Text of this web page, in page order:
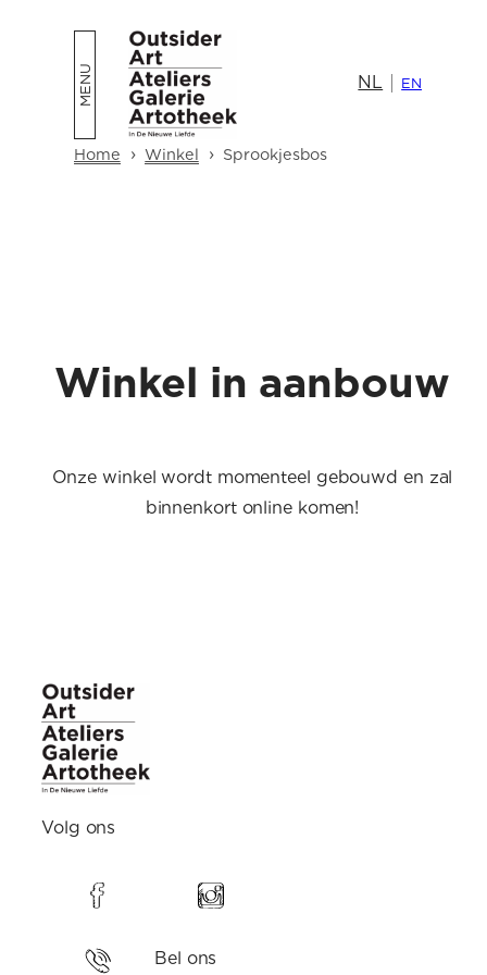
Home › Winkel › Sprookjesbos
NL EN
Winkel in aanbouw
Onze winkel wordt momenteel gebouwd en zal
binnenkort online komen!
Volg ons
Bel ons